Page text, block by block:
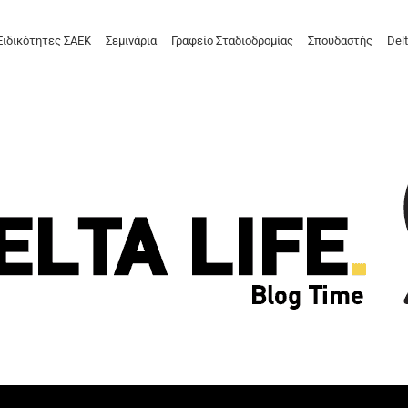
ΣΑΕΚ Σεμινάρια Γραφείο Σταδιοδρομίας Σπουδαστής